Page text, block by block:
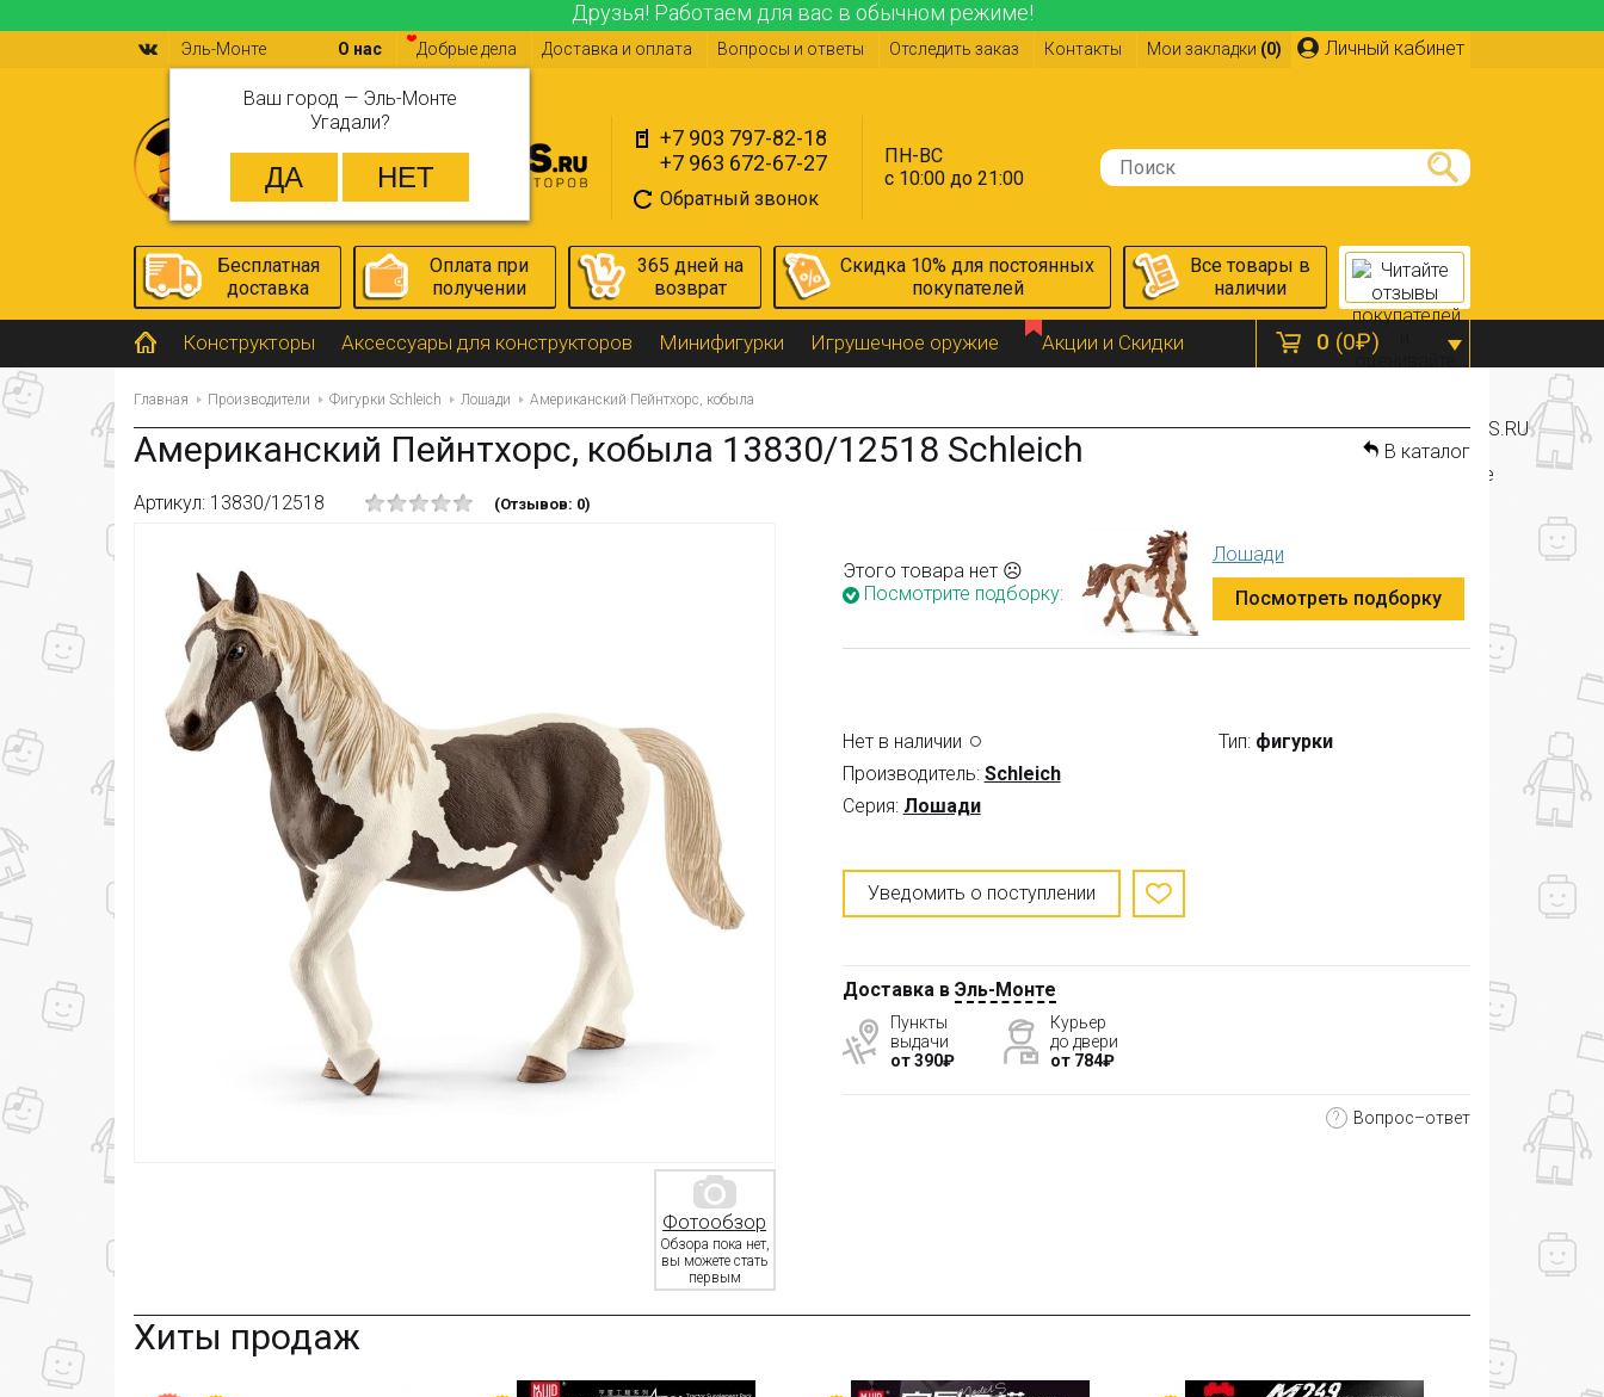
Друзья! Работаем для вас в обычном режиме!
Эль-Монте
Ваш город — Эль-Монте
Угадали?
Личный кабинет
О нас Добрые дела Доставка и оплата Вопросы и ответы Отследить заказ Контакты Мои закладки (0)
+7 903 797-82-18
+7 963 672-67-27
Обратный звонок
ПН-ВС
с 10:00 до 21:00
0 (0₽)
Бесплатная
доставка
Оплата при
получении
365 дней на
возврат
Скидка 10% для постоянных
покупателей
Все товары в
наличии
Конструкторы Аксессуары для конструкторов Минифигурки Игрушечное оружие Акции и Скидки
Главная Производители Фигурки Schleich Лошади Американский Пейнтхорс, кобыла
Американский Пейнтхорс, кобыла 13830/12518 Schleich В каталог
Артикул: 13830/12518 (Отзывов: 0)
Фотообзор
Обзора пока нет,
вы можете стать
первым
Этого товара нет ☹
Посмотрите подборку:
Лошади
Посмотреть подборку
Нет в наличии
Производитель: Schleich
Серия: Лошади
Тип: фигурки
Уведомить о поступлении
Доставка в Эль-Монте
Пункты
выдачи
от 390₽
Курьер
до двери
от 784₽
? Вопрос–ответ
Хиты продаж